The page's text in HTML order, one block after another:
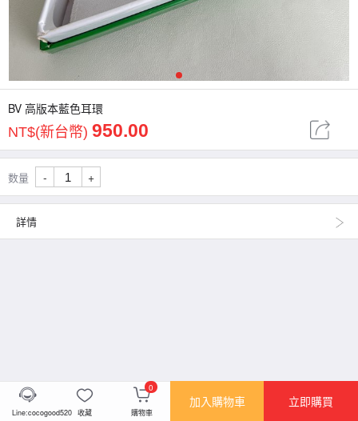
1
BV 高版本藍色耳環
NT$(新台幣) 950.00
数量 - +
詳情
Line:cocogood520 收藏
0
購物車
加入購物車 立即購買